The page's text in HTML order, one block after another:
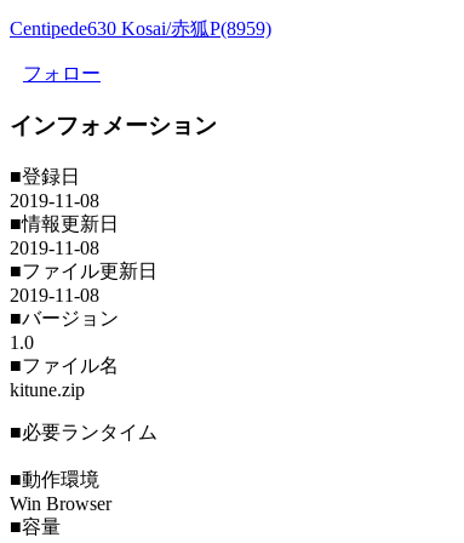
Centipede630 Kosai/赤狐P(8959)
フォロー
インフォメーション
■登録日
2019-11-08
■情報更新日
2019-11-08
■ファイル更新日
2019-11-08
■バージョン
1.0
■ファイル名
kitune.zip
■必要ランタイム
■動作環境
Win Browser
■容量